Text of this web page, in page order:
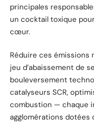
principales
un cocktail toxique
cœur.
Réduire ces émissions
jeu d’abaissement de
bouleversement
catalyseurs SCR,
combustion — chaque
agglomérations dotées